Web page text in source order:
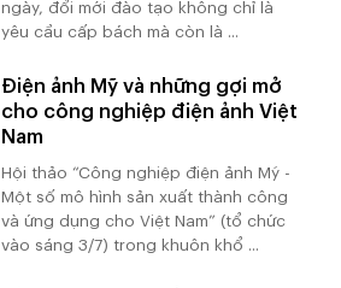
ngày, đổi mới đào tạo không chỉ là
yêu cầu cấp bách mà còn là ...
Điện ảnh Mỹ và những gợi mở
cho công nghiệp điện ảnh Việt
Nam
Hội thảo “Công nghiệp điện ảnh Mỹ -
Một số mô hình sản xuất thành công
và ứng dụng cho Việt Nam” (tổ chức
vào sáng 3/7) trong khuôn khổ ...